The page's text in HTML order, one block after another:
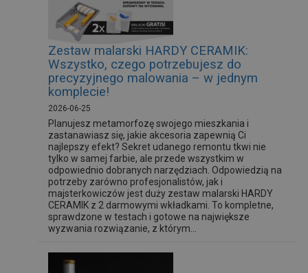
Zestaw malarski HARDY CERAMIK:
Wszystko, czego potrzebujesz do
precyzyjnego malowania – w jednym
komplecie!
2026-06-25
Planujesz metamorfozę swojego mieszkania i
zastanawiasz się, jakie akcesoria zapewnią Ci
najlepszy efekt? Sekret udanego remontu tkwi nie
tylko w samej farbie, ale przede wszystkim w
odpowiednio dobranych narzędziach. Odpowiedzią na
potrzeby zarówno profesjonalistów, jak i
majsterkowiczów jest duży zestaw malarski HARDY
CERAMIK z 2 darmowymi wkładkami. To kompletne,
sprawdzone w testach i gotowe na największe
wyzwania rozwiązanie, z którym...